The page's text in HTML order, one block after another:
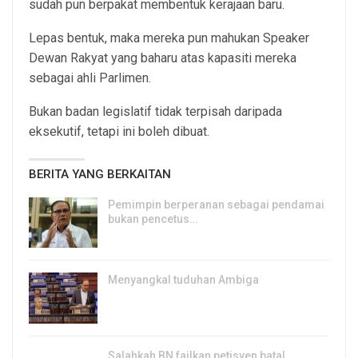
sudah pun berpakat membentuk kerajaan baru.
Lepas bentuk, maka mereka pun mahukan Speaker
Dewan Rakyat yang baharu atas kapasiti mereka
sebagai ahli Parlimen.
Bukan badan legislatif tidak terpisah daripada
eksekutif, tetapi ini boleh dibuat.
BERITA YANG BERKAITAN
Pemimpin berperanan sebagai pendamai
bukan pencetus…
Menyangkal tuduhan Ambiga